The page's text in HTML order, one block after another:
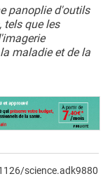
panoplie d'outils
tels que les
maladie et de la
science.adk9880